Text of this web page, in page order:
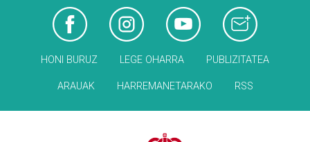
HONI BURUZ LEGE OHARRA PUBLIZITATEA
ARAUAK HARREMANETARAKO RSS